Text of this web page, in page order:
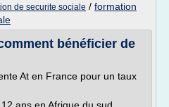
de securite sociale / formation
bénéficier de
At en France pour un taux